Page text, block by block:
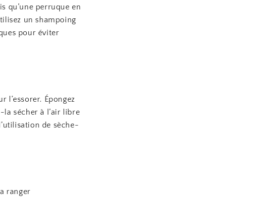
qu’une perruque en
un shampoing
pour éviter
l’essorer. Épongez
la sécher à l’air libre
de sèche-
ranger